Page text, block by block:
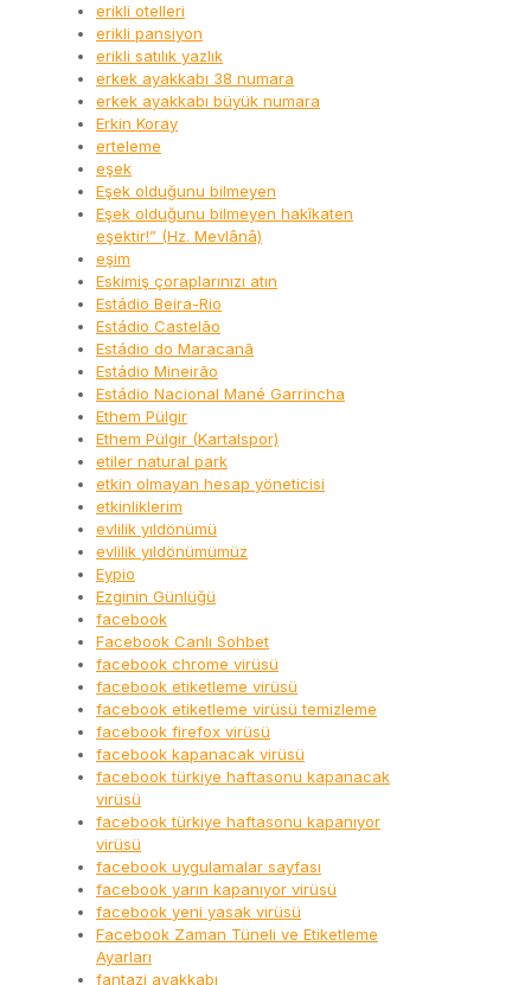
erikli otelleri
erikli pansiyon
erikli satılık yazlık
erkek ayakkabı 38 numara
erkek ayakkabı büyük numara
Erkin Koray
erteleme
eşek
Eşek olduğunu bilmeyen
Eşek olduğunu bilmeyen hakîkaten
eşektir!” (Hz. Mevlânâ)
eşim
Eskimiş çoraplarınızı atın
Estádio Beira-Rio
Estádio Castelão
Estádio do Maracanã
Estádio Mineirão
Estádio Nacional Mané Garrincha
Ethem Pülgir
Ethem Pülgir (Kartalspor)
etiler natural park
etkin olmayan hesap yöneticisi
etkinliklerim
evlilik yıldönümü
evlilik yıldönümümüz
Eypio
Ezginin Günlüğü
facebook
Facebook Canlı Sohbet
facebook chrome virüsü
facebook etiketleme virüsü
facebook etiketleme virüsü temizleme
facebook firefox virüsü
facebook kapanacak virüsü
facebook türkiye haftasonu kapanacak
virüsü
facebook türkiye haftasonu kapanıyor
virüsü
facebook uygulamalar sayfası
facebook yarın kapanıyor virüsü
facebook yeni yasak virüsü
Facebook Zaman Tüneli ve Etiketleme
Ayarları
fantazi ayakkabı